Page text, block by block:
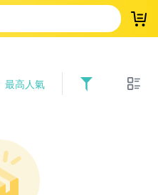
登
最高人氣